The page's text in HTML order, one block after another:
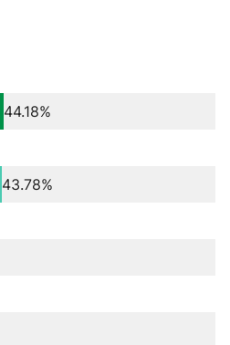
44.18%
43.78%